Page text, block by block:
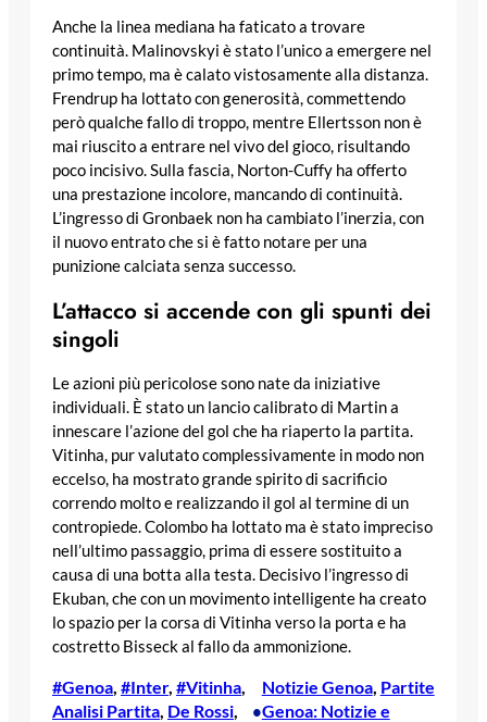
Anche la linea mediana ha faticato a trovare
continuità. Malinovskyi è stato l’unico a emergere nel
primo tempo, ma è calato vistosamente alla distanza.
Frendrup ha lottato con generosità, commettendo
però qualche fallo di troppo, mentre Ellertsson non è
mai riuscito a entrare nel vivo del gioco, risultando
poco incisivo. Sulla fascia, Norton-Cuffy ha offerto
una prestazione incolore, mancando di continuità.
L’ingresso di Gronbaek non ha cambiato l’inerzia, con
il nuovo entrato che si è fatto notare per una
punizione calciata senza successo.
L’attacco si accende con gli spunti dei
singoli
Le azioni più pericolose sono nate da iniziative
individuali. È stato un lancio calibrato di Martin a
innescare l’azione del gol che ha riaperto la partita.
Vitinha, pur valutato complessivamente in modo non
eccelso, ha mostrato grande spirito di sacrificio
correndo molto e realizzando il gol al termine di un
contropiede. Colombo ha lottato ma è stato impreciso
nell’ultimo passaggio, prima di essere sostituito a
causa di una botta alla testa. Decisivo l’ingresso di
Ekuban, che con un movimento intelligente ha creato
lo spazio per la corsa di Vitinha verso la porta e ha
costretto Bisseck al fallo da ammonizione.
#Genoa #Inter, #Vitinha
Analisi Partita De Rossi •
Notizie Genoa, Partite
Genoa: Notizie e